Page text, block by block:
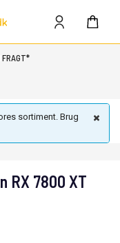
FRAGT*
sortiment. Brug
RX 7800 XT